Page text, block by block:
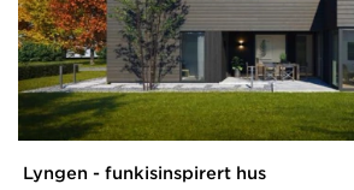
Lyngen - funkisinspirert hus